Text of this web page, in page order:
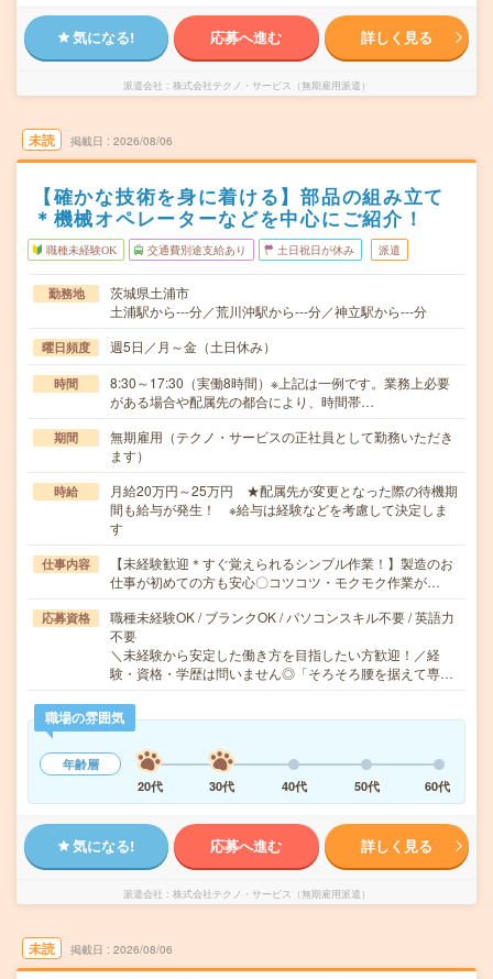
気になる! 応募へ進む 詳しく見る
派遣会社 株式会社テクノ・サービス（無期雇用派遣）
未読 掲載日 2026/08/06
【確かな技術を身に着ける】部品の組み立て
＊機械オペレーターなどを中心にご紹介！
職種未経験OK 交通費別途支給あり 土日祝日が休み 派遣
勤務地
茨城県土浦市
土浦駅から---分／荒川沖駅から---分／神立駅から---分
曜日頻度 週5日／月～金（土日休み）
時間
8:30～17:30（実働8時間）※上記は一例です。業務上必要
がある場合や配属先の都合により、時間帯…
期間
無期雇用（テクノ・サービスの正社員として勤務いただき
ます）
時給
月給20万円～25万円 ★配属先が変更となった際の待機期
間も給与が発生！ ※給与は経験などを考慮して決定しま
す
仕事内容
【未経験歓迎＊すぐ覚えられるシンプル作業！】製造のお
仕事が初めての方も安心〇コツコツ・モクモク作業が…
応募資格
職種未経験OK / ブランクOK / パソコンスキル不要 / 英語力
不要
＼未経験から安定した働き方を目指したい方歓迎！／経
験・資格・学歴は問いません◎「そろそろ腰を据えて専…
職場の雰囲気
年齢層
20代
30代 40代 50代 60代
気になる! 応募へ進む 詳しく見る
派遣会社 株式会社テクノ・サービス（無期雇用派遣）
未読 掲載日 2026/08/06